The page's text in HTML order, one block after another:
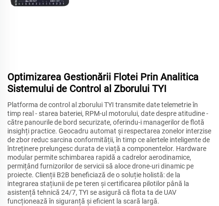
Optimizarea Gestionării Flotei Prin Analitica
Sistemului de Control al Zborului TYI
Platforma de control al zborului TYI transmite date telemetrie în
timp real - starea bateriei, RPM-ul motorului, date despre atitudine -
către panourile de bord securizate, oferindu-i managerilor de flotă
insighți practice. Geocadru automat și respectarea zonelor interzise
de zbor reduc sarcina conformității, în timp ce alertele inteligente de
întreținere prelungesc durata de viață a componentelor. Hardware
modular permite schimbarea rapidă a cadrelor aerodinamice,
permițând furnizorilor de servicii să aloce drone-uri dinamic pe
proiecte. Clienții B2B beneficiază de o soluție holistă: de la
integrarea stațiunii de pe teren și certificarea pilotilor până la
asistență tehnică 24/7, TYI se asigură că flota ta de UAV
funcționează în siguranță și eficient la scară largă.